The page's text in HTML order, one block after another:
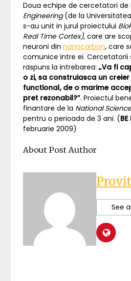
Doua echipe de cercetatori de
Engineering(de la
s-au unit in jurul proiectului
Real Time Cortex), care are
neuroni dinnanocarbon, care
comunice intre ei. Cercetatorii
raspuns la intrebarea:„Va fi
o zi, sa construiasca un
functional, de o marime
pret rezonabil?”. Proiectul
finantare de la National
pentru o perioada de 3 ani. (
februarie 2009)
About Post Author
See